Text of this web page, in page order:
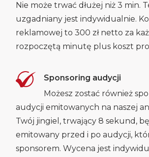
Nie może trwać dłużej niż 3 min.
uzgadniany jest indywidualnie.
reklamowej to 300 zł netto za
rozpoczętą minutę plus koszt
Sponsoring audycji
Możesz zostać również
audycji emitowanych na naszej
Twój jingiel, trwający 8 sekund,
emitowany przed i po audycji,
sponsorem. Wycena jest